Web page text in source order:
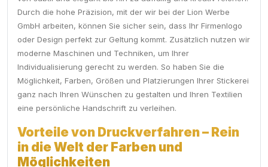
Durch die hohe Präzision, mit der wir bei der Lion Werbe
GmbH arbeiten, können Sie sicher sein, dass Ihr Firmenlogo
oder Design perfekt zur Geltung kommt. Zusätzlich nutzen wir
moderne Maschinen und Techniken, um Ihrer
Individualisierung gerecht zu werden. So haben Sie die
Möglichkeit, Farben, Größen und Platzierungen Ihrer Stickerei
ganz nach Ihren Wünschen zu gestalten und Ihren Textilien
eine persönliche Handschrift zu verleihen.
Vorteile von Druckverfahren – Rein
in die Welt der Farben und
Möglichkeiten